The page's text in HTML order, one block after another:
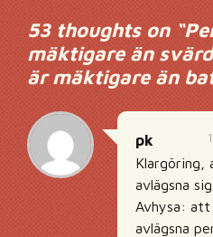
53 thoughts on “
mäktigare än
är mäktigare än
pk
Klargöring,
avlägsna sig
Avhysa:
avlägsna